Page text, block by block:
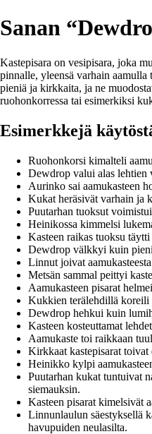
Sanan
Kastepisara on vesipisara, joka
pinnalle, yleensä varhain
pieniä ja kirkkaita, ja ne
ruohonkorressa tai esimerkiksi
Esimerkkejä
Ruohonkorsi kimalteli
Dewdrop valui alas lehtien
Aurinko sai aamukasteen
Kukat heräsivät varhain ja
Puutarhan tuoksut
Heinikossa kimmelsi
Kasteen raikas tuoksu
Dewdrop välkkyi kuin
Linnut joivat
Metsän sammal peittyi
Aamukasteen pisarat
Kukkien terälehdillä koreili
Dewdrop hehkui kuin
Kasteen kosteuttamat
Aamukaste toi raikkaan
Kirkkaat kastepisarat toivat
Heinikko kylpi
Puutarhan kukat tuntuivat
siemauksin.
Kasteen pisarat kimelsivät
Linnunlaulun säestyksellä
havupuiden neulasilta.